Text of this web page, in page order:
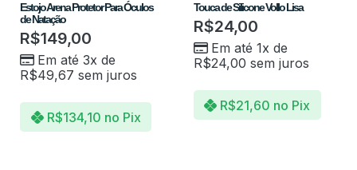
Estojo Arena Protetor Para Óculos
de Natação
R$149,00
Em até 3x de
R$49,67 sem juros
R$134,10 no Pix
Touca de Silicone Vollo Lisa
R$24,00
Em até 1x de
R$24,00 sem juros
R$21,60 no Pix